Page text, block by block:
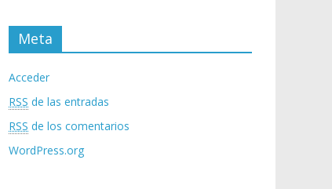
Meta
Acceder
RSS de las entradas
RSS de los comentarios
WordPress.org